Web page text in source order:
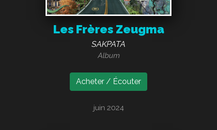
Les Frères Zeugma
SAKPATA
Album
Acheter / Écouter
juin 2024